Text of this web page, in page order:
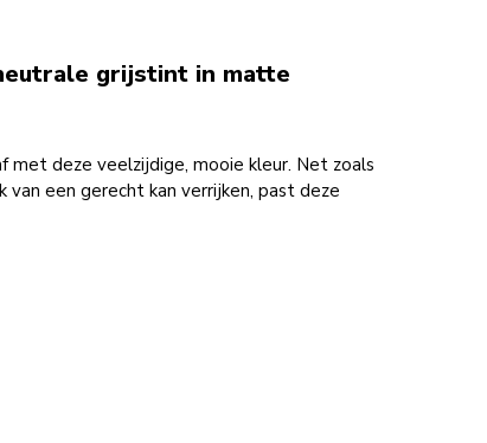
grijstint in matte
met deze veelzijdige, mooie kleur. Net zoals
van een gerecht kan verrijken, past deze